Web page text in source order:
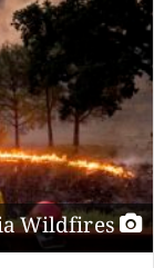
California Wildfires